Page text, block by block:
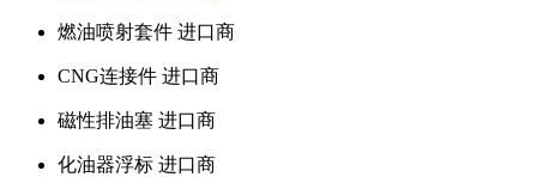
燃油喷射套件 进口商
CNG连接件 进口商
磁性排油塞 进口商
化油器浮标 进口商